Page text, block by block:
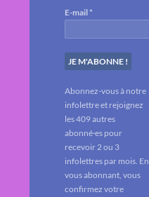
E-mail*
Abonnez-vous à notre
infolettre et rejoignez
les 409 autres
abonné·es pour
recevoir 2 ou 3
infolettres par mois. En
vous abonnant, vous
confirmez votre